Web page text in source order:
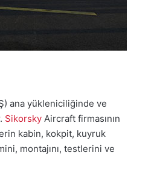
ana yükleniciliğinde ve
Sikorsky Aircraft firmasının
kabin, kokpit, kuyruk
montajını, testlerini ve